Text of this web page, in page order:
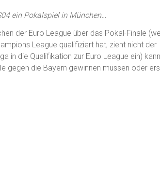
ein Pokalspiel in München…
der Euro League über das Pokal-Finale
League qualifiziert hat, zieht nicht der
in die Qualifikation zur Euro League ein)
gegen die Bayern gewinnen müssen oder